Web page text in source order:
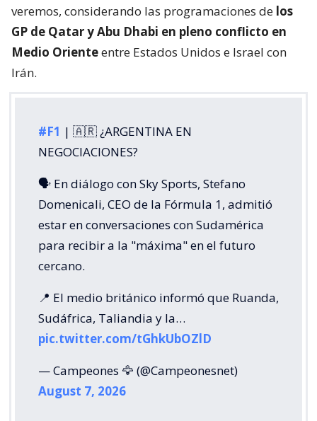
veremos, considerando las programaciones de los
GP de Qatar y Abu Dhabi en pleno conflicto en
Medio Orienteentre Estados Unidos e Israel con
Irán.
#F1 | 🇦🇷 ¿ARGENTINA EN
NEGOCIACIONES?
🗣️ En diálogo con Sky Sports, Stefano
Domenicali, CEO de la Fórmula 1, admitió
estar en conversaciones con Sudamérica
para recibir a la "máxima" en el futuro
cercano.
📍 El medio británico informó que Ruanda,
Sudáfrica, Taliandia y la…
pic.twitter.com/tGhkUbOZlD
— Campeones 🦅 (@Campeonesnet)
August 7, 2026